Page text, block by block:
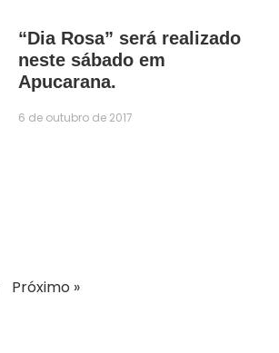
“Dia Rosa” será realizado
neste sábado em
Apucarana.
6 de outubro de 2017
Próximo »